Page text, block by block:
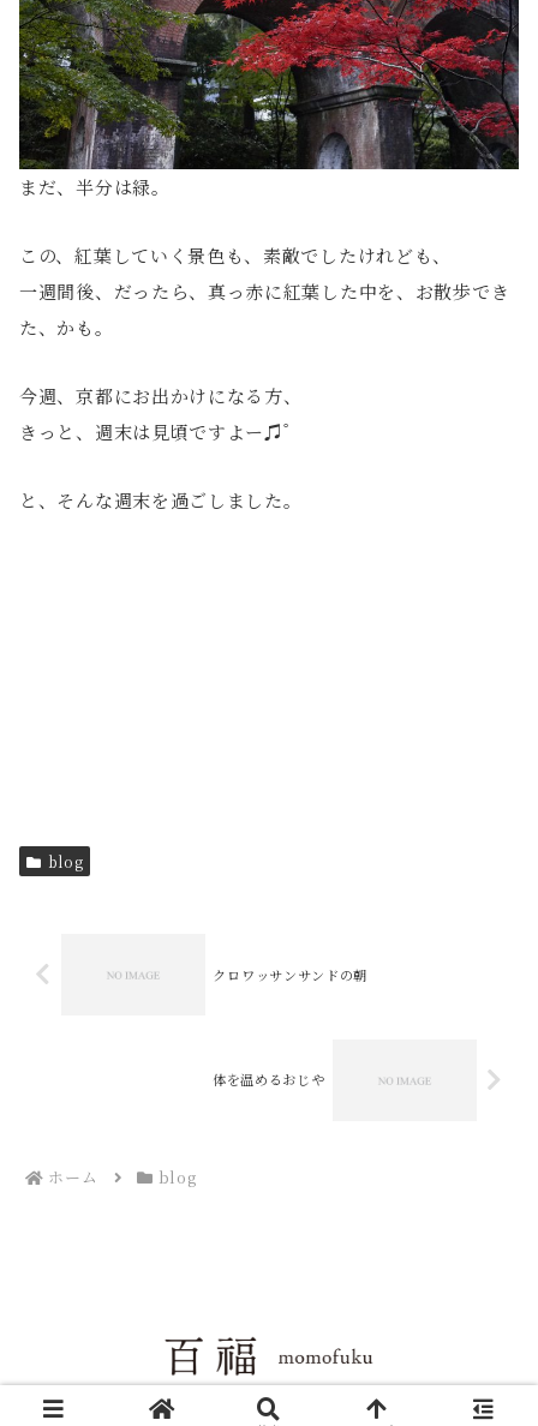
まだ、半分は緑。
この、紅葉していく景色も、素敵でしたけれども、
一週間後、だったら、真っ赤に紅葉した中を、お散歩でき
た、かも。
今週、京都にお出かけになる方、
きっと、週末は見頃ですよー♫ ゚
と、そんな週末を過ごしました。
blog
クロワッサンサンドの朝
体を温めるおじや
ホーム blog
Copyright © 2004-2026 百福 All Rights Reserved.